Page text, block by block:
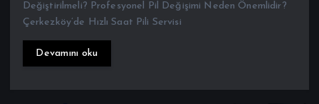
Devamını oku